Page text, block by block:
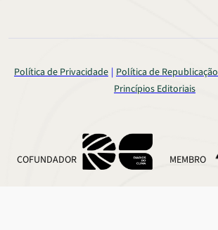
Política de Privacidade Política de Republicação
Princípios Editoriais
COFUNDADOR MEMBRO